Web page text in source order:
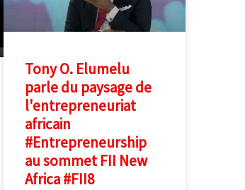
Tony O. Elumelu
parle du paysage de
l'entrepreneuriat
africain
#Entrepreneurship
au sommet FII New
Africa #FII8